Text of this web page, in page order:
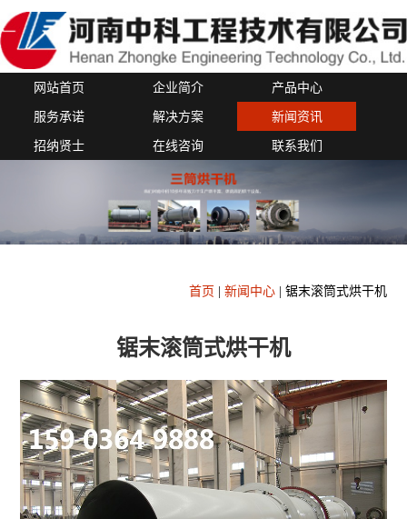
网站首页 企业简介 产品中心
服务承诺 解决方案 新闻资讯
招纳贤士 在线咨询 联系我们
首页 新闻中心| 锯末滚筒式烘干机
锯末滚筒式烘干机